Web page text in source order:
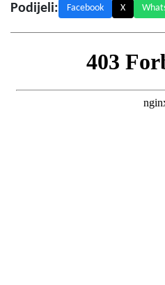
Podijeli: Facebook X